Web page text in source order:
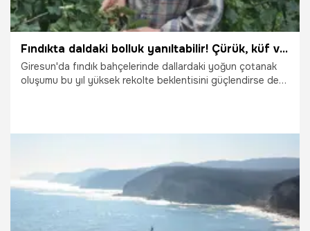
Fındıkta daldaki bolluk yanıltabilir! Çürük, küf ve kokarca rekolteyi tehdit ediyor
Giresun'da fındık bahçelerinde dallardaki yoğun çotanak
oluşumu bu yıl yüksek rekolte beklentisini güçlendirse de
6.07.2026 Gündem